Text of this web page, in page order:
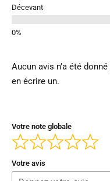
Décevant
Aucun avis n’a été
en écrire un.
Votre note globale
Votre avis